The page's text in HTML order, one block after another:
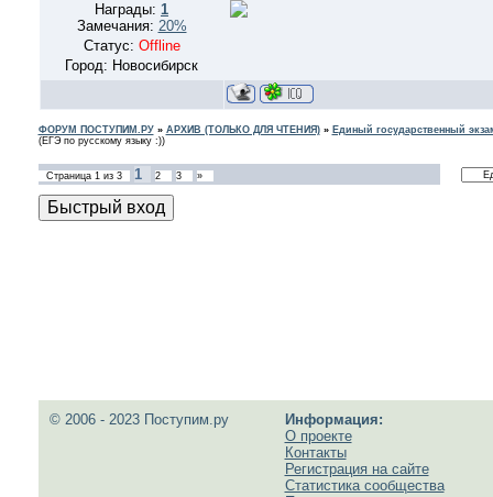
Награды: 1
Замечания: 20%
Статус: Offline
Город: Новосибирск
ФОРУМ ПОСТУПИМ.РУ» АРХИВ (ТОЛЬКО ДЛЯ ЧТЕНИЯ)» Единый государственный
(ЕГЭ по русскому языку :))
Страница 1из 3 1 2 3 »
© 2006 - 2023 Поступим.ру
Информация:
О проекте
Контакты
Регистрация на сайте
Статистика сообщества